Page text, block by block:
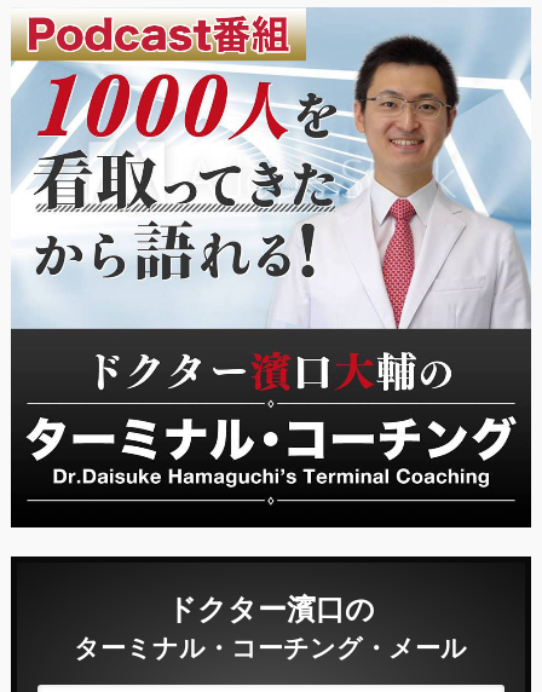
ドクター濱口の
ターミナル・コーチング・メール